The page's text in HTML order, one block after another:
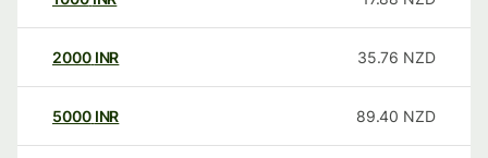
2000 INR 35.76 NZD
5000 INR 89.40 NZD